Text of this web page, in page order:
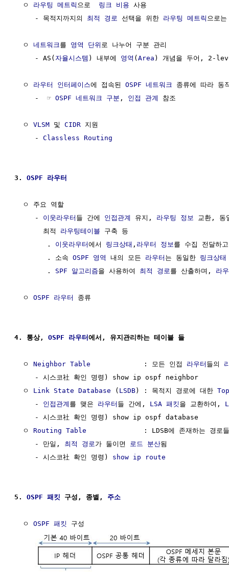
  ㅇ
라우팅 메트릭 으로 링크 비용 사용
     - 목적지까지의
최적 경로 선택을 위한 라우팅 메트릭 으로
  ㅇ
네트워크 를 영역 단위 로 나누어 구분 관리
     - AS(
자율시스템 ) 내부에 영역 (Area ) 개념을 두어, 2-
  ㅇ
라우터 인터페이스에 접속된 OSPF 네트워크
종류에 따라 동
     -  ☞
OSPF 네트워크 구분 , 인접 관계 참조
  ㅇ
VLSM 및 CIDR 지원
     -
Classless Routing
3. OSPF 라우터
  ㅇ 주요 역할
     -
이웃라우터 들 간에 인접관계 유지, 라우팅 정보
교환, 동
       최적
라우팅테이블 구축 등
        .
이웃라우터에서 링크상태 , 라우터 정보 를 수집 전달하
        . 소속
OSPF 영역 내의 모든 라우터 는 동일한 링크상
        .
SPF 알고리즘을 사용하여 최적 경로 를 산출하며, 라
  ㅇ
OSPF 라우터 종류
4. 통상, OSPF 라우터에서, 유지관리하는 테이블 들
  ㅇ
Neighbor Table
             : 모든 인접
라우터 들의
     - 시스코社 확인 명령) show ip ospf neighbor
  ㅇ
Link State Database ( LSDB) : 목적지 경로에 대한
     -
인접관계 를 맺은 라우터 들 간에, LSA 패킷 을 교환하여,
     - 시스코社 확인 명령) show ip ospf database
  ㅇ
Routing Table
: LDSB에 존재하는 경로
     - 만일,
최적 경로 가 둘이면 로드 분산됨
     - 시스코社 확인 명령)
show ip route
5. OSPF 패킷 구성, 종별, 주소
  ㅇ
OSPF 패킷 구성